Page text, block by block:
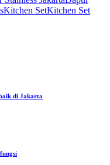
Kitchen SetKitchen Set
di Jakarta